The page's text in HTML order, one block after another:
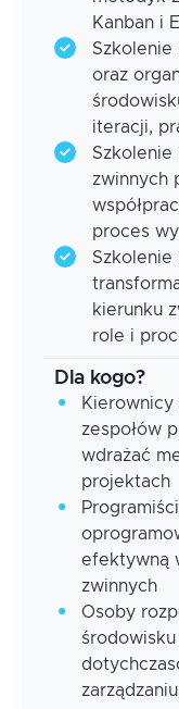
Kanban i
Szkolenie
oraz
iteracji,
Szkolenie
zwinnych
proces
Szkolenie
kierunku
role i
Dla kogo?
zespołów
wdrażać
projektach
efektywną
zwinnych
Osoby